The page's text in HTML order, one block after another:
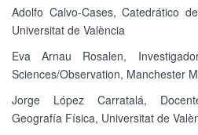
Adolfo Calvo-Cases, Catedrático
Universitat de València
Eva Arnau Rosalen,
Sciences/Observation, Manchester
Jorge López Carratalá,
Geografía Física, Universitat de